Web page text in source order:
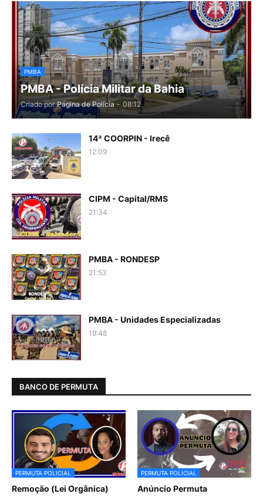
PMBA
PMBA - Polícia Militar da Bahia
Criado por Pagina de Polícia - 08:12
14ª COORPIN - Irecê
12:09
CIPM - Capital/RMS
21:34
PMBA - RONDESP
21:53
PMBA - Unidades Especializadas
19:48
BANCO DE PERMUTA
PERMUTA POLICIAL
Remoção (Lei Orgânica)
PERMUTA POLICIAL
Anúncio Permuta